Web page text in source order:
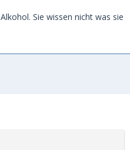
Sie wissen nicht was sie